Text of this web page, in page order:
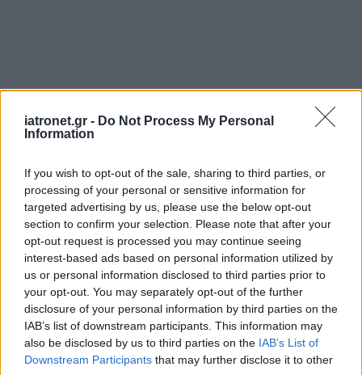
iatronet.gr - Do Not Process My Personal
Information
If you wish to opt-out of the sale, sharing to third parties, or
processing of your personal or sensitive information for
targeted advertising by us, please use the below opt-out
section to confirm your selection. Please note that after your
opt-out request is processed you may continue seeing
interest-based ads based on personal information utilized by
us or personal information disclosed to third parties prior to
your opt-out. You may separately opt-out of the further
disclosure of your personal information by third parties on the
IAB’s list of downstream participants. This information may
also be disclosed by us to third parties on the IAB’s List of
Downstream Participants that may further disclose it to other